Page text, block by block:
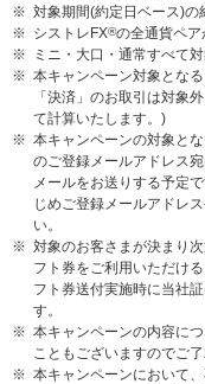
※ 対象期間(約定日ベース)の
※ シストレFX®の全通貨ペア
※
ミニ・大口・通常すべて対
※ 本キャンペーン対象とな
「決済」のお取引は対象
て計算いたします。)
※ 本キャンペーンの対象と
のご登録メールアドレス
メールをお送りする予定
じめご登録メールアドレ
い。
※ 対象のお客さまが決まり
フト券をご利用いただけ
フト券送付実施時に当社
す。
※ 本キャンペーンの内容に
こともございますのでご了
※ 本キャンペーンにおいて